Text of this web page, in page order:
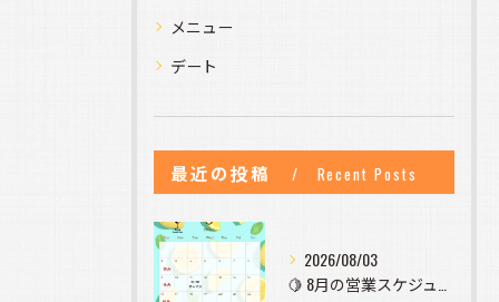
メニュー
デート
最近の投稿 Recent Posts
2026/08/03